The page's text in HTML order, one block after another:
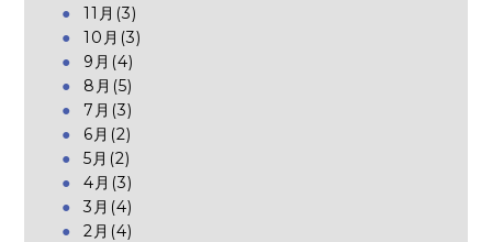
11月(3)
10月(3)
9月(4)
8月(5)
7月(3)
6月(2)
5月(2)
4月(3)
3月(4)
2月(4)